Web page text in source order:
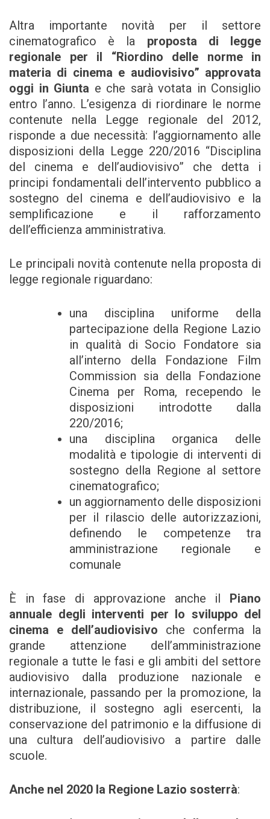
Altra importante novità per il settore
cinematografico è la proposta di legge
regionale per il “Riordino delle norme in
materia di cinema e audiovisivo” approvata
oggi in Giunta e che sarà votata in Consiglio
entro l’anno. L’esigenza di riordinare le norme
contenute nella Legge regionale del 2012,
risponde a due necessità: l’aggiornamento alle
disposizioni della Legge 220/2016 “Disciplina
del cinema e dell’audiovisivo” che detta i
principi fondamentali dell’intervento pubblico a
sostegno del cinema e dell’audiovisivo e la
semplificazione e il rafforzamento
dell’efficienza amministrativa.
Le principali novità contenute nella proposta di
legge regionale riguardano:
una disciplina uniforme della
partecipazione della Regione Lazio
in qualità di Socio Fondatore sia
all’interno della Fondazione Film
Commission sia della Fondazione
Cinema per Roma, recependo le
disposizioni introdotte dalla
220/2016;
una disciplina organica delle
modalità e tipologie di interventi di
sostegno della Regione al settore
cinematografico;
un aggiornamento delle disposizioni
per il rilascio delle autorizzazioni,
definendo le competenze tra
amministrazione regionale e
comunale
È in fase di approvazione anche il Piano
annuale degli interventi per lo sviluppo del
cinema e dell’audiovisivo che conferma la
grande attenzione dell’amministrazione
regionale a tutte le fasi e gli ambiti del settore
audiovisivo dalla produzione nazionale e
internazionale, passando per la promozione, la
distribuzione, il sostegno agli esercenti, la
conservazione del patrimonio e la diffusione di
una cultura dell’audiovisivo a partire dalle
scuole.
Anche nel 2020 la Regione Lazio sosterrà: